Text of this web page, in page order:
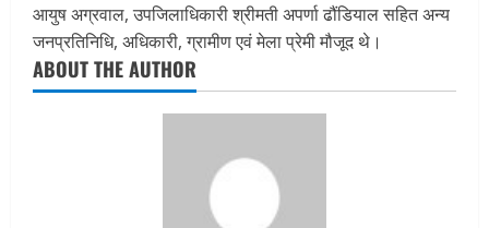
आयुष अग्रवाल, उपजिलाधिकारी श्रीमती अपर्णा ढौंडियाल सहित अन्य
जनप्रतिनिधि, अधिकारी, ग्रामीण एवं मेला प्रेमी मौजूद थे।
ABOUT THE AUTHOR